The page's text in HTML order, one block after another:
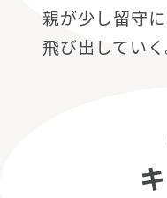
親が少し留守
飛び出していく